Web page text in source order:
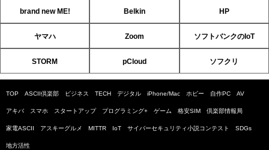
brand new ME! Belkin HP
ヤマハ Zoom ソフトバンクのIoT
STORM pCloud ソフクリ
TOP ASCII倶楽部 ビジネス TECH デジタル iPhone/Mac ホビー 自作PC AV
アキバ スマホ スタートアップ プログラミング+ ゲーム 格安SIM 倶楽部情報局
家電ASCII アスキーグルメ MITTR IoT サイバーセキュリティ小説コンテスト SDGs
地方活性